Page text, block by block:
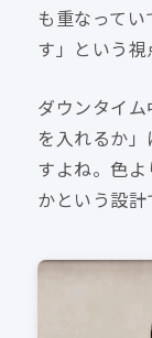
も重なって
す」という視
ダウンタイ
を入れるか
すよね。色
かという設計